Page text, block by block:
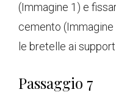
(Immagine 1) e
cemento (Immagine
le bretelle ai
Passaggio 7